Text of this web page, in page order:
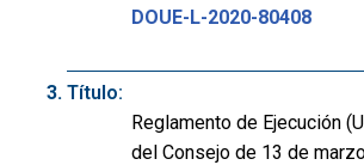
DOUE-L-2020-80408
Título:
Reglamento de Ejecución
del Consejo de 13 de